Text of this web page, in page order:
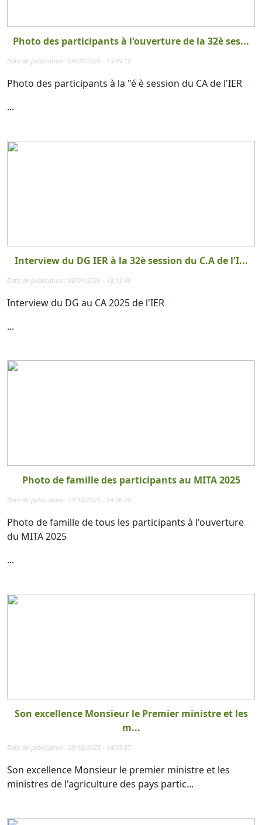
Photo des participants à l'ouverture de la 32è ses...
Date de publication : 08/01/2026 - 13:19:18
Photo des participants à la "é è session du CA de l'IER
...
Interview du DG IER à la 32è session du C.A de l'I...
Date de publication : 08/01/2026 - 13:15:49
Interview du DG au CA 2025 de l'IER
...
Photo de famille des participants au MITA 2025
Date de publication : 29/10/2025 - 14:06:28
Photo de famille de tous les participants à l'ouverture
du MITA 2025
...
Son excellence Monsieur le Premier ministre et les
m...
Date de publication : 29/10/2025 - 14:03:57
Son excellence Monsieur le premier ministre et les
ministres de l'agriculture des pays partic...